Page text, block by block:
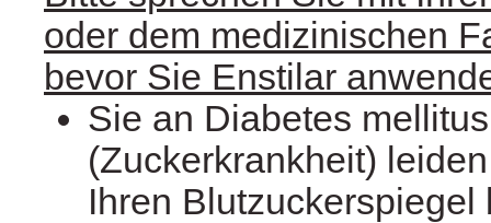
oder dem medizinischen
bevor Sie Enstilar
Sie an Diabetes mellitus
(Zuckerkrankheit)
Ihren Blutzuckerspiegel